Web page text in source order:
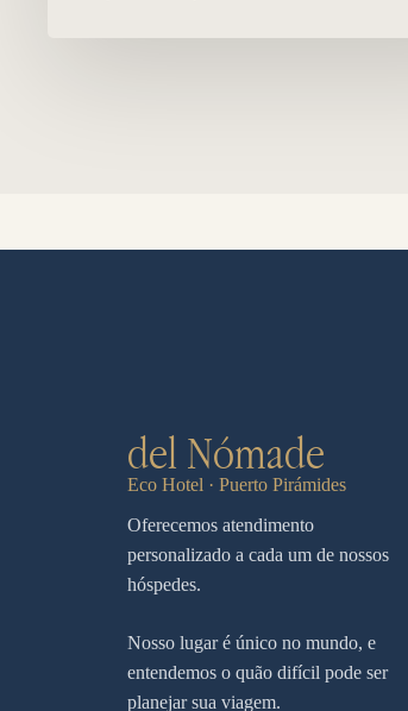
del Nómade
Eco Hotel · Puerto Pirámides
Oferecemos atendimento
personalizado a cada um de nossos
hóspedes.
Nosso lugar é único no mundo, e
entendemos o quão difícil pode ser
planejar sua viagem.